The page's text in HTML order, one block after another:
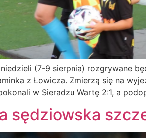
(7-9 sierpnia) rozgrywane
z Łowicza. Zmierzą się na
w Sieradzu Wartę 2:1, a
sędziowska